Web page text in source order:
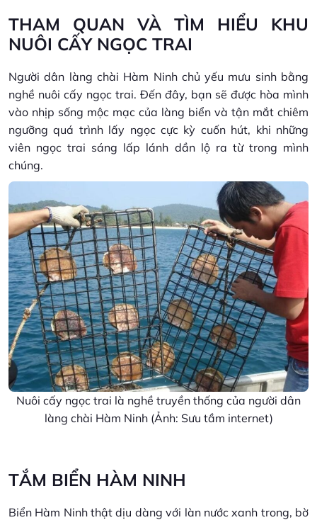
THAM QUAN VÀ TÌM HIỂU KHU
NUÔI CẤY NGỌC TRAI
Người dân làng chài Hàm Ninh chủ yếu mưu sinh bằng
nghề nuôi cấy ngọc trai. Đến đây, bạn sẽ được hòa mình
vào nhịp sống mộc mạc của làng biển và tận mắt chiêm
ngưỡng quá trình lấy ngọc cực kỳ cuốn hút, khi những
viên ngọc trai sáng lấp lánh dần lộ ra từ trong mình
chúng.
Nuôi cấy ngọc trai là nghề truyền thống của người dân
làng chài Hàm Ninh (Ảnh: Sưu tầm internet)
TẮM BIỂN HÀM NINH
Biển Hàm Ninh thật dịu dàng với làn nước xanh trong, bờ